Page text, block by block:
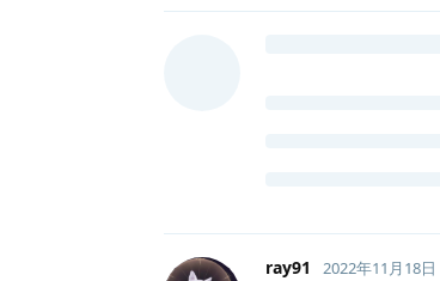
ray91 2022年11月18日